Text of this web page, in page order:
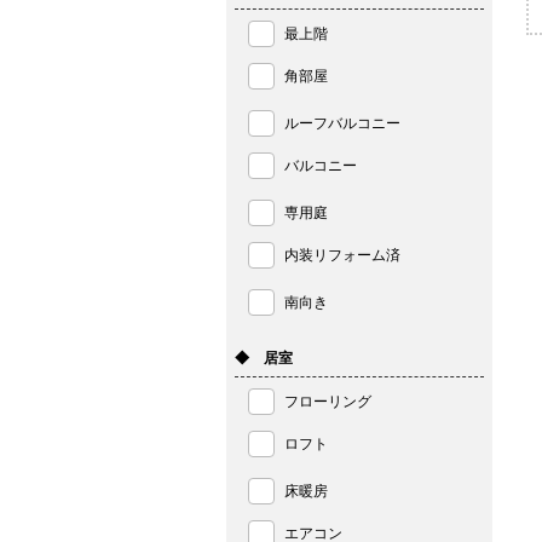
最上階
角部屋
ルーフバルコニー
バルコニー
専用庭
内装リフォーム済
南向き
◆ 居室
フローリング
ロフト
床暖房
エアコン